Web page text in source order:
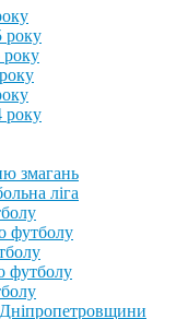
року
року
року
змагань
ліга
футболу
футболу